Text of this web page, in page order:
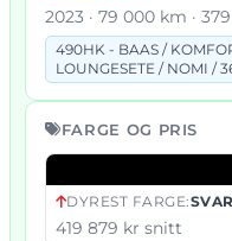
2023 · 79 000 km ·
490HK - BAAS /
LOUNGESETE / NOMI /
FARGE OG PRIS
DYREST FARGE:
419 879 kr snitt